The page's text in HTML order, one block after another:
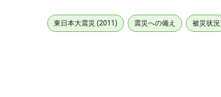
東日本大震災 (2011) 震災への備え 被災状況